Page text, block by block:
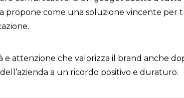
propone come una soluzione vincente
attenzione che valorizza il brand anche
a un ricordo positivo e duraturo.